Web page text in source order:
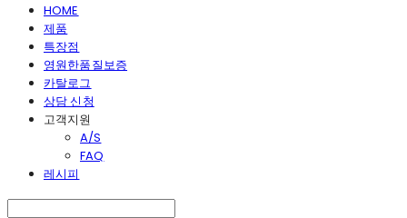
HOME
제품
특장점
영원한품질보증
카탈로그
상담 신청
고객지원
A/S
FAQ
레시피